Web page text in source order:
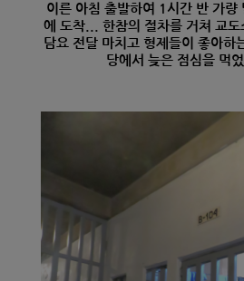
이른 아침 출발하여 1시간 반 가량
에 도착... 한참의 절차를 거쳐 교도
담요 전달 마치고 형제들이 좋아하
당에서 늦은 점심을 먹